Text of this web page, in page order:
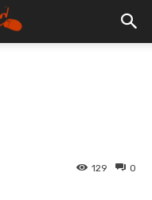
0
129